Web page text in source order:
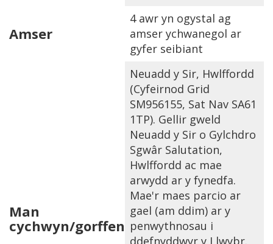
Amser
4 awr yn ogystal ag
amser ychwanegol ar
gyfer seibiant
Man
cychwyn/gorffen
Neuadd y Sir, Hwlffordd
(Cyfeirnod Grid
SM956155, Sat Nav SA61
1TP). Gellir gweld
Neuadd y Sir o Gylchdro
Sgwâr Salutation,
Hwlffordd ac mae
arwydd ar y fynedfa.
Mae'r maes parcio ar
gael (am ddim) ar y
penwythnosau i
ddefnyddwyr y Llwybr.